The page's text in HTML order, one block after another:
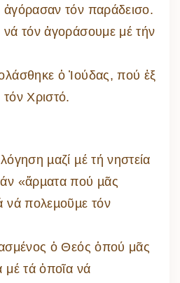
ἀγόρασαν τόν παράδεισο.
νά τόν ἀγοράσουμε μέ τήν
ὁ Ἰούδας, πού ἐξ
Χριστό.
µαζί µέ τή νηστεία
«ἅρµατα πού µᾶς
νά πολεµοῦµε τόν
ὁ Θεός ὁπού μᾶς
μέ τά ὁποῖα νά